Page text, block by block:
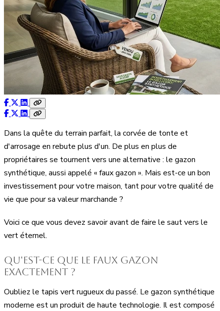
Dans la quête du terrain parfait, la corvée de tonte et
d'arrosage en rebute plus d'un. De plus en plus de
propriétaires se tournent vers une alternative : le gazon
synthétique, aussi appelé « faux gazon ». Mais est-ce un bon
investissement pour votre maison, tant pour votre qualité de
vie que pour sa valeur marchande ?
Voici ce que vous devez savoir avant de faire le saut vers le
vert éternel.
Qu'est-ce que le faux gazon
exactement ?
Oubliez le tapis vert rugueux du passé. Le gazon synthétique
moderne est un produit de haute technologie. Il est composé